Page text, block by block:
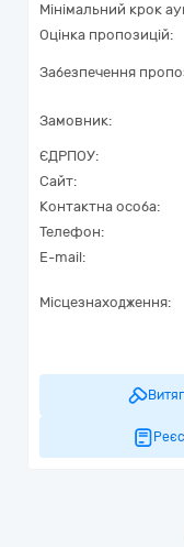
Мінімальний крок
Оцінка пропозицій:
Забезпечення
Замовник:
ЄДРПОУ:
Сайт:
Контактна особа:
Телефон:
E-mail:
Місцезнаходження: